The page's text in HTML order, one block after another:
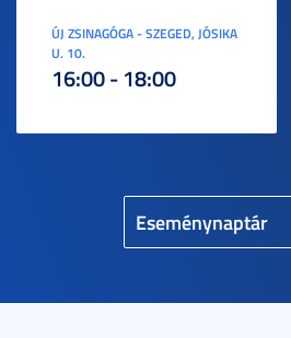
Eseménynaptár
ÚJ ZSINAGÓGA - SZEGED, JÓSIKA
U. 10.
16:00 - 18:00